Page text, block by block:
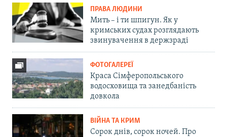
ПРАВА ЛЮДИНИ
Мить – і ти шпигун. Як у
кримських судах розглядають
звинувачення в держзраді
ФОТОГАЛЕРЕЇ
Краса Сімферопольського
водосховища та занедбаність
довкола
ВІЙНА ТА КРИМ
Сорок днів, сорок ночей. Про